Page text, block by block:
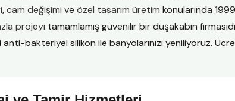
,cam değişimi ve özel tasarım üretim konularında
projeyi tamamlamış güvenilir bir duşakabin
bakteriyel silikon ile banyolarınızı yeniliyoruz.